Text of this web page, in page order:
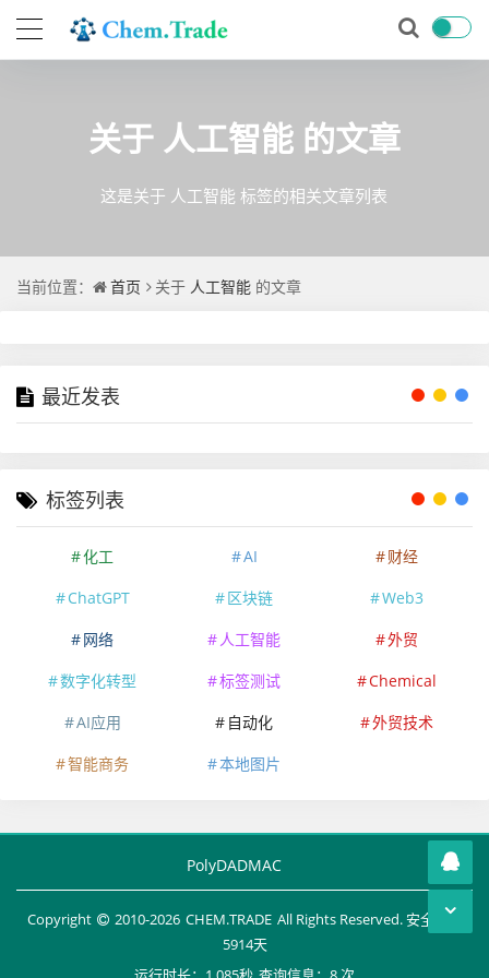
关于 人工智能 的文章
这是关于 人工智能 标签的相关文章列表
当前位置： 首页 关于 人工智能 的文章
最近发表
标签列表
化工 AI
财经
ChatGPT
区块链
Web3
网络
人工智能
外贸
数字化转型
标签测试
Chemical
AI应用
自动化
外贸技术
智能商务
本地图片
PolyDADMAC
Copyright 2010-2026 CHEM.TRADE All Rights Reserved. 安全运行
5914天